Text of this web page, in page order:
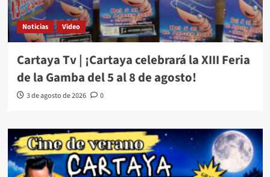
Noticias Video
Cartaya Tv | ¡Cartaya celebrará la XIII Feria
de la Gamba del 5 al 8 de agosto!
3 de agosto de 2026 0